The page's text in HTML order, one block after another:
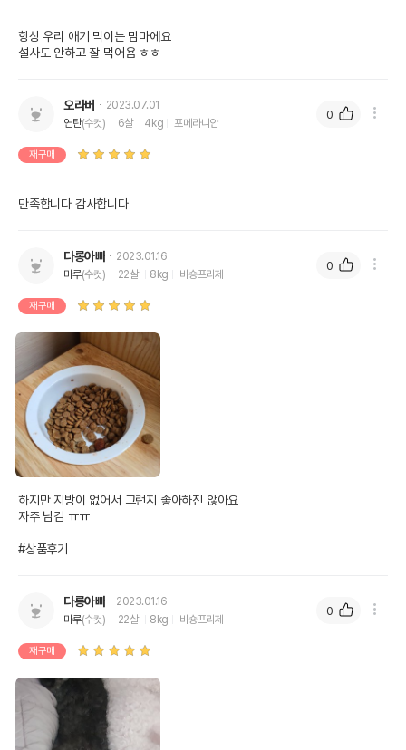
유통기한이 최소 2026.12.05이거나 그
항상 우리 애기 먹이는 맘마에요
설사도 안하고 잘 먹어욤 ㅎㅎ
오라버
2023.07.01
연탄(수컷) 6살 4kg 포메라니안
재구매
만족합니다 감사합니다
0
다롱아빠
2023.01.16
마루(수컷) 22살 8kg 비숑프리제
재구매
하지만 지방이 없어서 그런지 좋아하진 않아요
자주 남김 ㅠㅠ
#상품후기
0
다롱아빠
2023.01.16
마루(수컷) 22살 8kg 비숑프리제
재구매
0